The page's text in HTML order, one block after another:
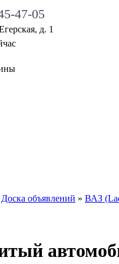
47-05
д. 1
Доска объявлений » ВАЗ